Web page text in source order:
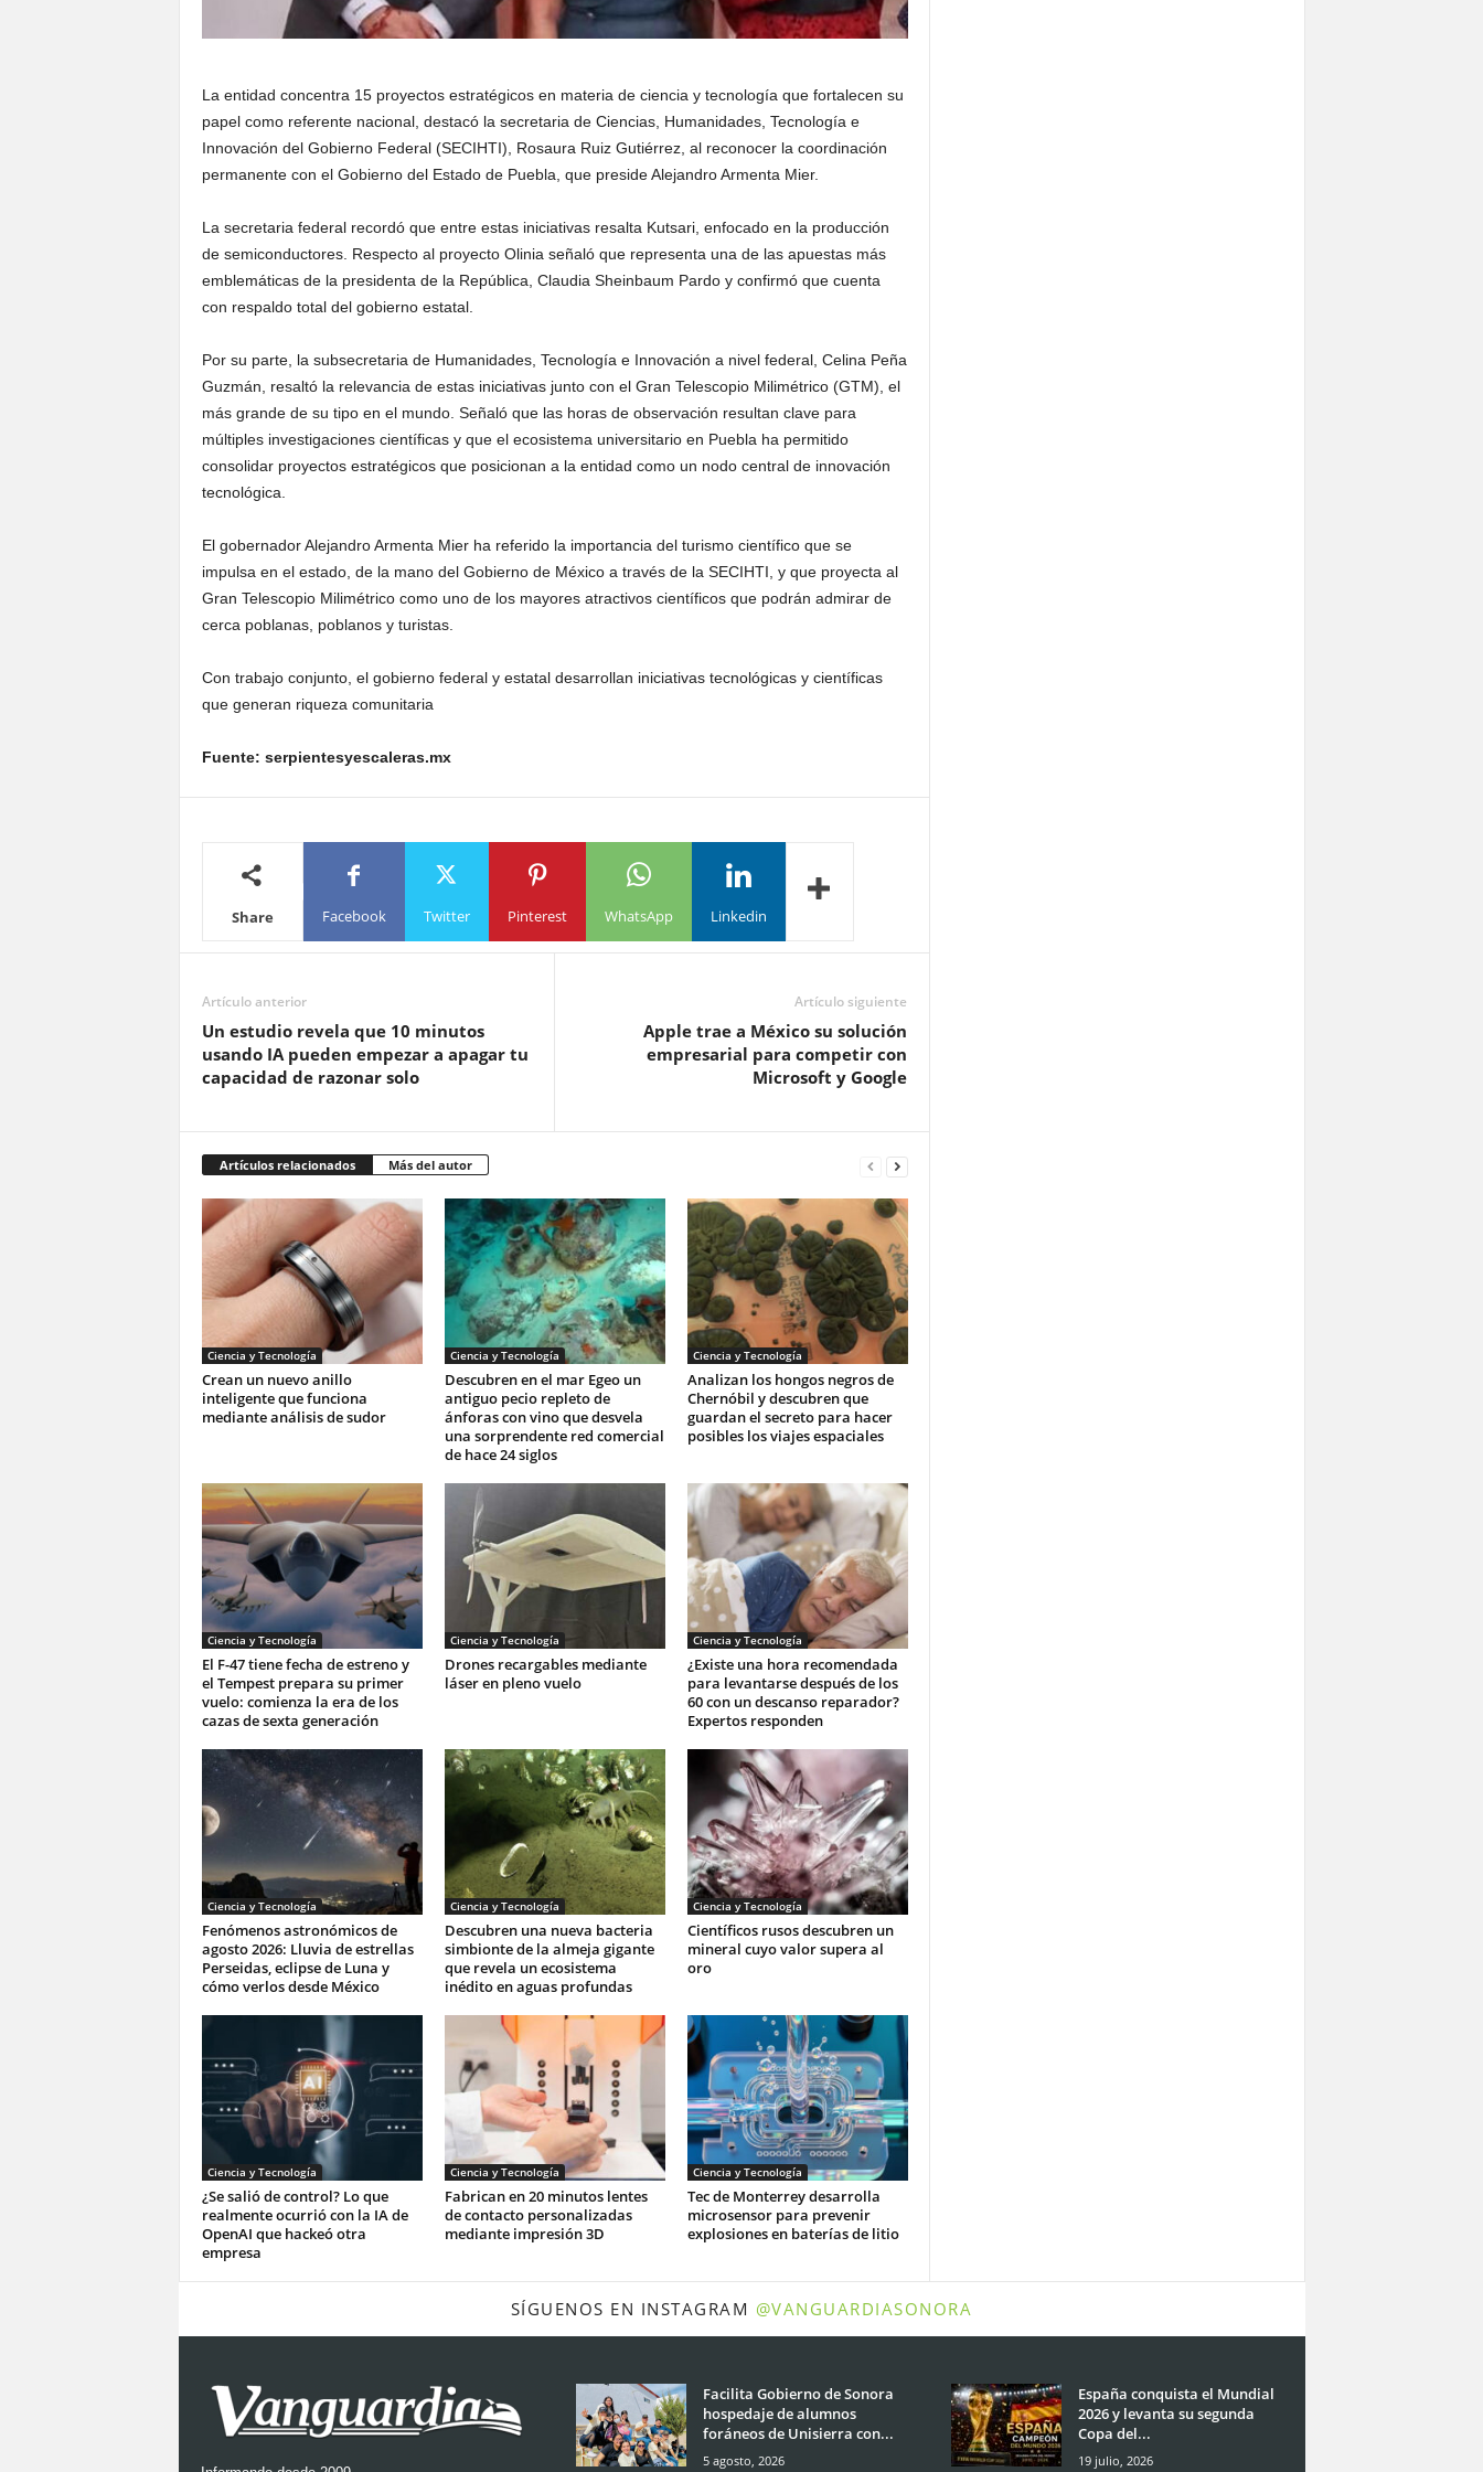
La entidad concentra 15 proyectos estratégicos en materia de ciencia y tecnología que fortalecen su
papel como referente nacional, destacó la secretaria de Ciencias, Humanidades, Tecnología e
Innovación del Gobierno Federal (SECIHTI), Rosaura Ruiz Gutiérrez, al reconocer la coordinación
permanente con el Gobierno del Estado de Puebla, que preside Alejandro Armenta Mier.
La secretaria federal recordó que entre estas iniciativas resalta Kutsari, enfocado en la producción
de semiconductores. Respecto al proyecto Olinia señaló que representa una de las apuestas más
emblemáticas de la presidenta de la República, Claudia Sheinbaum Pardo y confirmó que cuenta
con respaldo total del gobierno estatal.
Por su parte, la subsecretaria de Humanidades, Tecnología e Innovación a nivel federal, Celina Peña
Guzmán, resaltó la relevancia de estas iniciativas junto con el Gran Telescopio Milimétrico (GTM), el
más grande de su tipo en el mundo. Señaló que las horas de observación resultan clave para
múltiples investigaciones científicas y que el ecosistema universitario en Puebla ha permitido
consolidar proyectos estratégicos que posicionan a la entidad como un nodo central de innovación
tecnológica.
El gobernador Alejandro Armenta Mier ha referido la importancia del turismo científico que se
impulsa en el estado, de la mano del Gobierno de México a través de la SECIHTI, y que proyecta al
Gran Telescopio Milimétrico como uno de los mayores atractivos científicos que podrán admirar de
cerca poblanas, poblanos y turistas.
Con trabajo conjunto, el gobierno federal y estatal desarrollan iniciativas tecnológicas y científicas
que generan riqueza comunitaria
Fuente: serpientesyescaleras.mx
Share Facebook Twitter Pinterest WhatsApp Linkedin
Artículo anterior
Un estudio revela que 10 minutos
usando IA pueden empezar a apagar tu
capacidad de razonar solo
Artículo siguiente
Apple trae a México su solución
empresarial para competir con
Microsoft y Google
Artículos relacionados Más del autor
Ciencia y Tecnología
Crean un nuevo anillo
inteligente que funciona
mediante análisis de sudor
Ciencia y Tecnología
Descubren en el mar Egeo un
antiguo pecio repleto de
ánforas con vino que desvela
una sorprendente red comercial
de hace 24 siglos
Ciencia y Tecnología
Analizan los hongos negros de
Chernóbil y descubren que
guardan el secreto para hacer
posibles los viajes espaciales
Ciencia y Tecnología
El F-47 tiene fecha de estreno y
el Tempest prepara su primer
vuelo: comienza la era de los
cazas de sexta generación
Ciencia y Tecnología
Drones recargables mediante
láser en pleno vuelo
Ciencia y Tecnología
¿Existe una hora recomendada
para levantarse después de los
60 con un descanso reparador?
Expertos responden
Ciencia y Tecnología
Fenómenos astronómicos de
agosto 2026: Lluvia de estrellas
Perseidas, eclipse de Luna y
cómo verlos desde México
Ciencia y Tecnología
Descubren una nueva bacteria
simbionte de la almeja gigante
que revela un ecosistema
inédito en aguas profundas
Ciencia y Tecnología
Científicos rusos descubren un
mineral cuyo valor supera al
oro
Ciencia y Tecnología
¿Se salió de control? Lo que
realmente ocurrió con la IA de
OpenAI que hackeó otra
empresa
Ciencia y Tecnología
Fabrican en 20 minutos lentes
de contacto personalizadas
mediante impresión 3D
Ciencia y Tecnología
Tec de Monterrey desarrolla
microsensor para prevenir
explosiones en baterías de litio
SÍGUENOS EN INSTAGRAM @VANGUARDIASONORA
Facilita Gobierno de Sonora
hospedaje de alumnos
foráneos de Unisierra con...
5 agosto, 2026
España conquista el Mundial
2026 y levanta su segunda
Copa del...
19 julio, 2026